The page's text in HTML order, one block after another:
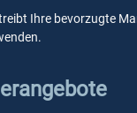
Ihre bevorzugte